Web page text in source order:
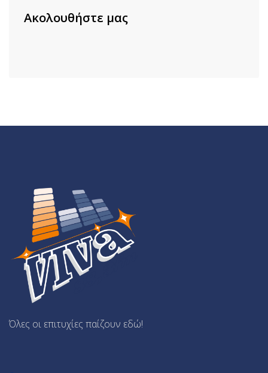
Ακολουθήστε μας
Όλες οι επιτυχίες παίζουν εδώ!